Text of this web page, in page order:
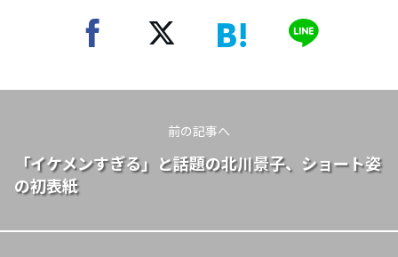
前の記事へ
「イケメンすぎる」と話題の北川景子、ショート姿
の初表紙